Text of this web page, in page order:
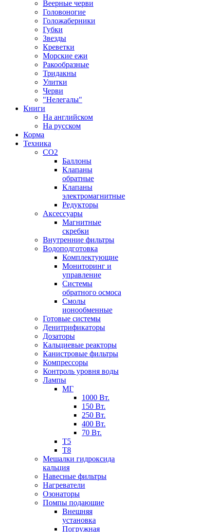
Веерные черви
Головоногие
Голожаберники
Губки
Звезды
Креветки
Морские ежи
Ракообразные
Тридакны
Улитки
Черви
"Нелегалы"
Книги
На английском
На русском
Корма
Техника
CO2
Баллоны
Клапаны
обратные
Клапаны
электромагнитные
Редукторы
Аксессуары
Магнитные
скребки
Внутренние фильтры
Водоподготовка
Комплектующие
Мониторинг и
управление
Системы
обратного осмоса
Смолы
ионообменные
Готовые системы
Денитрификаторы
Дозаторы
Кальциевые реакторы
Канистровые фильтры
Компрессоры
Контроль уровня воды
Лампы
МГ
1000 Вт.
150 Вт.
250 Вт.
400 Вт.
70 Вт.
Т5
Т8
Мешалки гидроксида
кальция
Навесные фильтры
Нагреватели
Озонаторы
Помпы подающие
Внешняя
установка
Погружная